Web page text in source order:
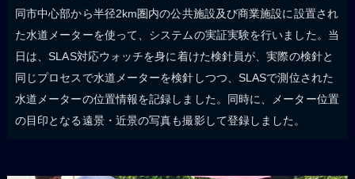
同市中心部から半径2km圏内の公共施設及び商業施設に設置され
た水道メーターを使って、システムの実証実験を行いました。当
日は、SLAS対応ウォッチを身に着けた検針員が、実際の検針と
同じプロセスで水道メーターを検針しつつ、SLASで測位された
水道メーターの位置情報を記録しました。同時に、メーター位置
の目印となる遠景・近景の写真も撮影して登録しました。